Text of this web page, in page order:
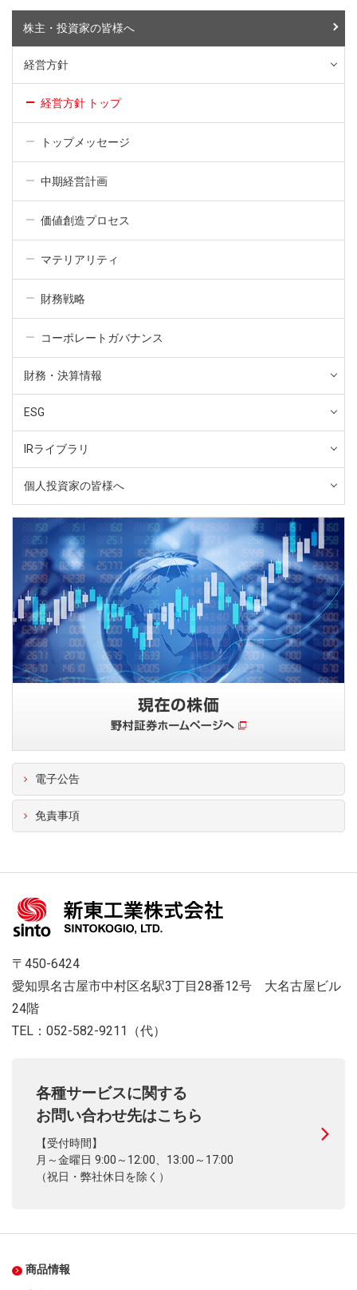
株主・投資家の皆様へ
経営方針
経営方針 トップ
トップメッセージ
中期経営計画
価値創造プロセス
マテリアリティ
財務戦略
コーポレートガバナンス
財務・決算情報
ESG
IRライブラリ
個人投資家の皆様へ
電子公告
免責事項
〒450-6424
愛知県名古屋市中村区名駅3丁目28番12号 大名古屋ビル
24階
TEL：052-582-9211（代）
各種サービスに関する
お問い合わせ先はこちら
【受付時間】
月～金曜日 9:00～12:00、13:00～17:00
（祝日・弊社休日を除く）
商品情報